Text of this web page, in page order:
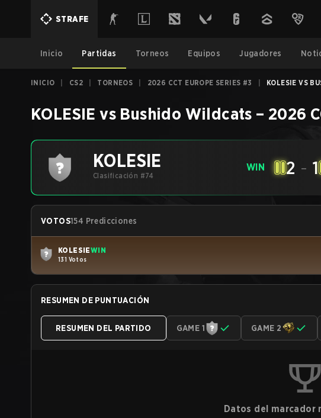
STRAFE
Inicio Partidas Torneos Equipos Jugadores
INICIO CS2 TORNEOS 2026 CCT EUROPE SERIES #3 KOLESIE VS
KOLESIE vs Bushido Wildcats – 2026
KOLESIE
Clasificación #74
WIN 2 - 1
VOTOS154 Predicciones
KOLESIEWIN
131 Votos
RESUMEN DE PUNTUACIÓN
RESUMEN DEL PARTIDO GAME 1 GAME 2
Datos del marcador